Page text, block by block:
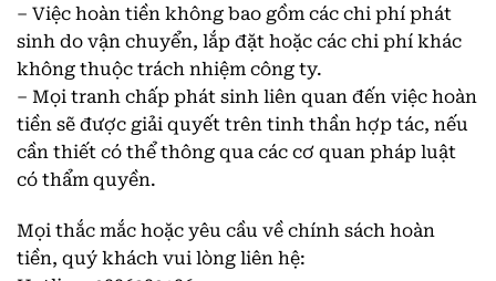
– Việc hoàn tiền không bao gồm các chi phí phát
sinh do vận chuyển, lắp đặt hoặc các chi phí khác
không thuộc trách nhiệm công ty.
– Mọi tranh chấp phát sinh liên quan đến việc hoàn
tiền sẽ được giải quyết trên tinh thần hợp tác, nếu
cần thiết có thể thông qua các cơ quan pháp luật
có thẩm quyền.
Mọi thắc mắc hoặc yêu cầu về chính sách hoàn
tiền, quý khách vui lòng liên hệ: